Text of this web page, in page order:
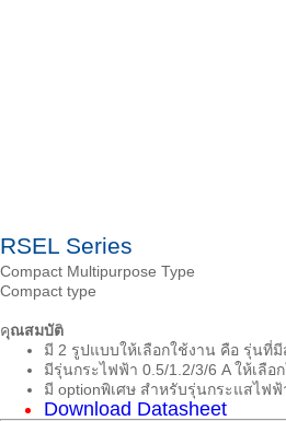
RSEL Series
Compact Multipurpose Type
Compact type
คุณสมบัต
มี 2 รูปแบบให้เลือกใช้งาน คือ รุ่นที่
มีรุ่นกระไฟฟ้า 0.5/1.2/3/6 A ให้เลือ
มี optionพิเศษ สำหรับรุ่นกระแสไฟฟ้
Download Datasheet